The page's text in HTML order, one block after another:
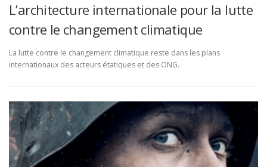
L’architecture internationale pour la lutte
contre le changement climatique
La lutte contre le changement climatique reste dans les plans
internationaux des acteurs étatiques et des ONG.